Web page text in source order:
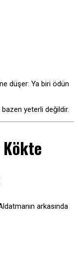
düşer: Ya biri ödün
bazen yeterli değildir.
arkasında